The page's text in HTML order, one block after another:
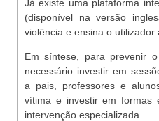
Já existe uma plataforma
(disponível na versão
violência e ensina o utilizador
Em síntese, para prevenir
necessário investir em
a pais, professores e
vítima e investir em formas
intervenção especializada.